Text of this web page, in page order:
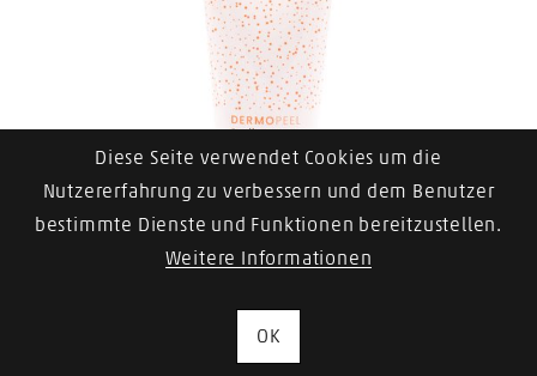
Diese Seite verwendet Cookies um die
Nutzererfahrung zu verbessern und dem Benutzer
bestimmte Dienste und Funktionen bereitzustellen.
Weitere Informationen
OK